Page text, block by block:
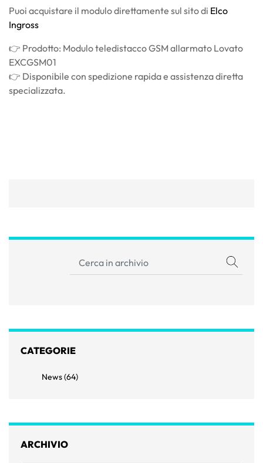
Puoi acquistare il modulo direttamente sul sito di Elco
Ingross
👉 Prodotto: Modulo teledistacco GSM allarmato Lovato
EXCGSM01
👉 Disponibile con spedizione rapida e assistenza diretta
specializzata.
CATEGORIE
News (64)
ARCHIVIO